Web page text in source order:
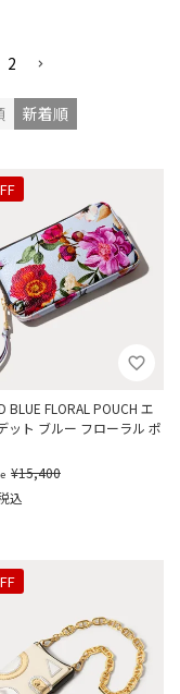
新着順
2
BLUE FLORAL POUCH エ
ット ブルー フローラル ポ
¥15,400
込